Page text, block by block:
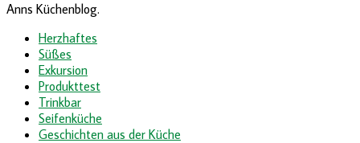
Anns Küchenblog.
Herzhaftes
Süßes
Exkursion
Produkttest
Trinkbar
Seifenküche
Geschichten aus der Küche